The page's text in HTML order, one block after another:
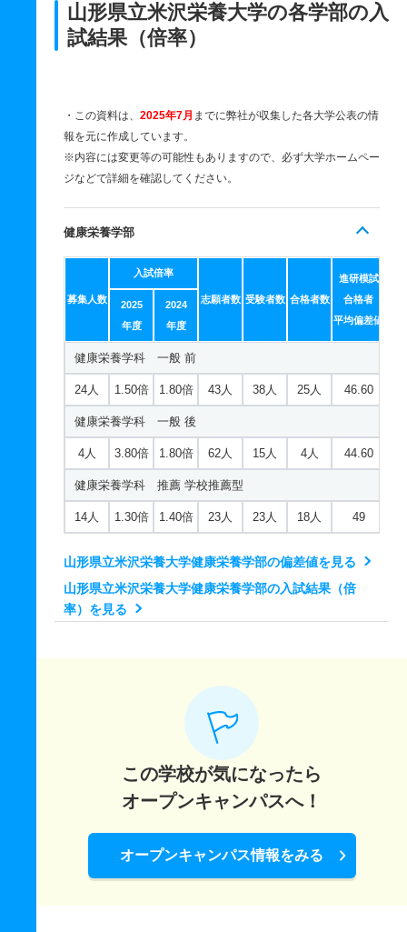
山形県立米沢栄養大学の各学部の入
試結果（倍率）
・この資料は、 2025年7月 までに弊社が収集した各大学公表の情
報を元に作成しています。
※内容には変更等の可能性もありますので、必ず大学ホームペー
ジなどで詳細を確認してください。
健康栄養学部
募集人数
入試倍率
志願者数 受験者数 合格者数
進研模試
合格者
平均偏差値
2025
年度
2024
年度
健康栄養学科 一般 前
24人 1.50倍 1.80倍 43人 38人 25人 46.60
健康栄養学科 一般 後
4人 3.80倍 1.80倍 62人 15人 4人 44.60
健康栄養学科 推薦 学校推薦型
14人 1.30倍 1.40倍 23人 23人 18人 49
山形県立米沢栄養大学健康栄養学部の偏差値を見る
山形県立米沢栄養大学健康栄養学部の入試結果（倍
率）を見る
この学校が気になったら
オープンキャンパスへ！
オープンキャンパス情報をみる